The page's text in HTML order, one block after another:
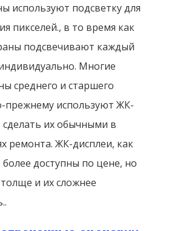
используют подсветку для
пикселей., в то время как
подсвечивают каждый
Многие
среднего и старшего
прежнему используют ЖК-
сделать их обычными в
ремонта. ЖК-дисплеи, как
доступны по цене, но
и их сложнее